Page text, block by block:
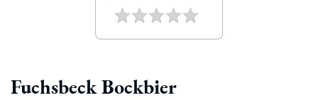
Fuchsbeck Bockbier